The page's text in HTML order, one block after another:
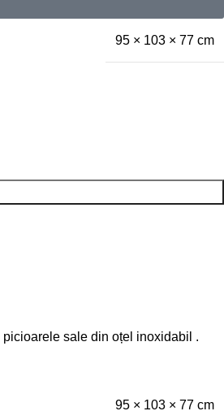
95 × 103 × 77 cm
sale din oțel inoxidabil .
95 × 103 × 77 cm